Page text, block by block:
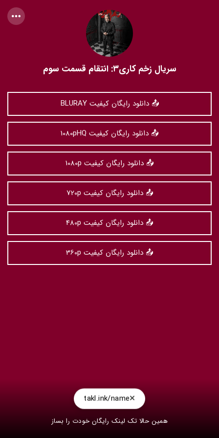
سریال زخم کاری۳: انتقام قسمت سوم
📤 دانلود رایگان کیفیت BLURAY
📤 دانلود رایگان کیفیت 1080pHQ
📤 دانلود رایگان کیفیت 1080p
📤 دانلود رایگان کیفیت 720p
📤 دانلود رایگان کیفیت 480p
📤 دانلود رایگان کیفیت 360p
takl.ink/name
همین حالا تک لینک رایگان خودت را بساز